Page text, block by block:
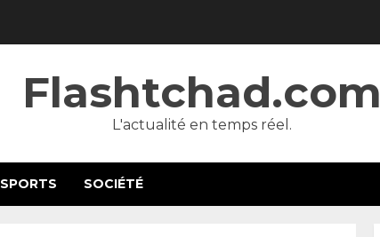
Flashtchad.com
L'actualité en temps réel.
SPORTS SOCIÉTÉ